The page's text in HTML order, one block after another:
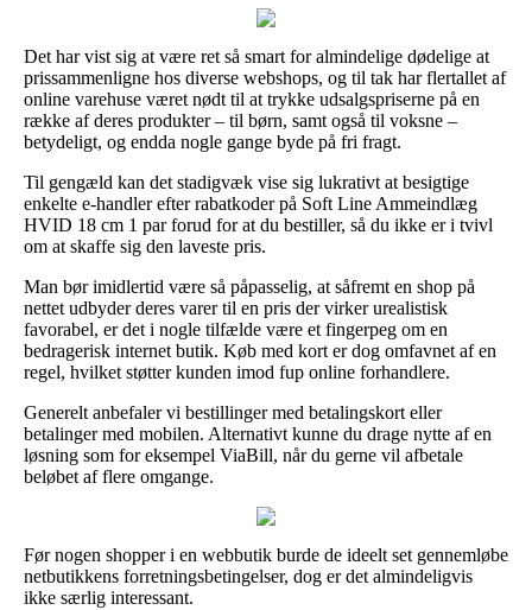
Det har vist sig at være ret så smart for almindelige dødelige at
prissammenligne hos diverse webshops, og til tak har flertallet af
online varehuse været nødt til at trykke udsalgspriserne på en
række af deres produkter – til børn, samt også til voksne –
betydeligt, og endda nogle gange byde på fri fragt.
Til gengæld kan det stadigvæk vise sig lukrativt at besigtige
enkelte e-handler efter rabatkoder på Soft Line Ammeindlæg
HVID 18 cm 1 par forud for at du bestiller, så du ikke er i tvivl
om at skaffe sig den laveste pris.
Man bør imidlertid være så påpasselig, at såfremt en shop på
nettet udbyder deres varer til en pris der virker urealistisk
favorabel, er det i nogle tilfælde være et fingerpeg om en
bedragerisk internet butik. Køb med kort er dog omfavnet af en
regel, hvilket støtter kunden imod fup online forhandlere.
Generelt anbefaler vi bestillinger med betalingskort eller
betalinger med mobilen. Alternativt kunne du drage nytte af en
løsning som for eksempel ViaBill, når du gerne vil afbetale
beløbet af flere omgange.
Før nogen shopper i en webbutik burde de ideelt set gennemløbe
netbutikkens forretningsbetingelser, dog er det almindeligvis
ikke særlig interessant.